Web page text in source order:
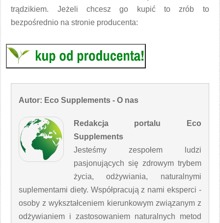
trądzikiem. Jeżeli chcesz go kupić to zrób to
bezpośrednio na stronie producenta:
Autor: Eco Supplements - O nas
Redakcja portalu Eco
Supplements
Jesteśmy zespołem ludzi
pasjonujących się zdrowym trybem
życia, odżywiania, naturalnymi
suplementami diety. Współpracują z nami eksperci -
osoby z wykształceniem kierunkowym związanym z
odżywianiem i zastosowaniem naturalnych metod